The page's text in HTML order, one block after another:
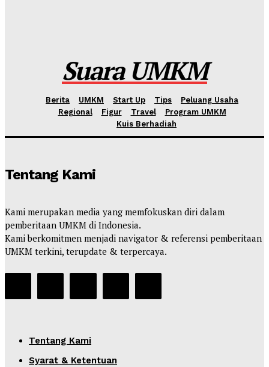
Suara UMKM
Berita UMKM Start Up Tips
Peluang Usaha
Regional
Figur Travel
Program UMKM
Kuis Berhadiah
Tentang Kami
Kami merupakan media yang memfokuskan diri dalam
pemberitaan UMKM di Indonesia.
Kami berkomitmen menjadi navigator & referensi pemberitaan
UMKM terkini, terupdate & terpercaya.
Tentang Kami
Syarat & Ketentuan